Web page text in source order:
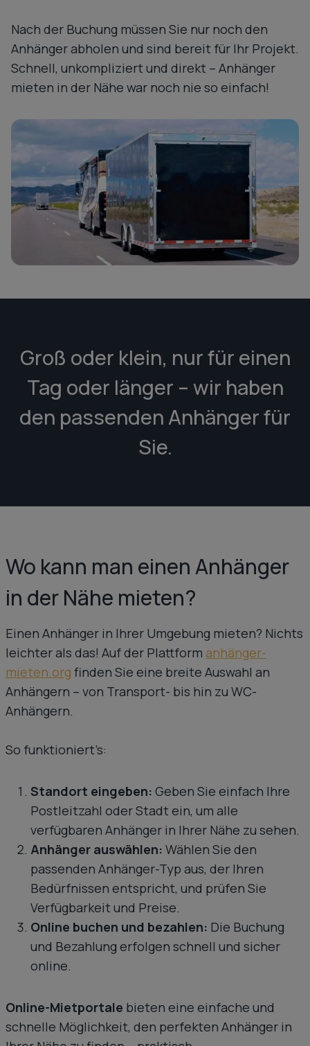
Nach der Buchung müssen Sie nur noch den
Anhänger abholen und sind bereit für Ihr Projekt.
Schnell, unkompliziert und direkt – Anhänger
mieten in der Nähe war noch nie so einfach!
Groß oder klein, nur für einen
Tag oder länger – wir haben
den passenden Anhänger für
Sie.
Wo kann man einen Anhänger
in der Nähe mieten?
Einen Anhänger in Ihrer Umgebung mieten? Nichts
leichter als das! Auf der Plattform anhänger-
mieten.org finden Sie eine breite Auswahl an
Anhängern – von Transport- bis hin zu WC-
Anhängern.
So funktioniert’s:
Standort eingeben: Geben Sie einfach Ihre
Postleitzahl oder Stadt ein, um alle
verfügbaren Anhänger in Ihrer Nähe zu sehen.
Anhänger auswählen: Wählen Sie den
passenden Anhänger-Typ aus, der Ihren
Bedürfnissen entspricht, und prüfen Sie
Verfügbarkeit und Preise.
Online buchen und bezahlen: Die Buchung
und Bezahlung erfolgen schnell und sicher
online.
Online-Mietportale bieten eine einfache und
schnelle Möglichkeit, den perfekten Anhänger in